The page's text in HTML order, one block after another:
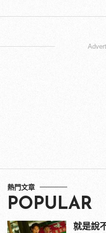
熱門文章
POPULAR
就是說